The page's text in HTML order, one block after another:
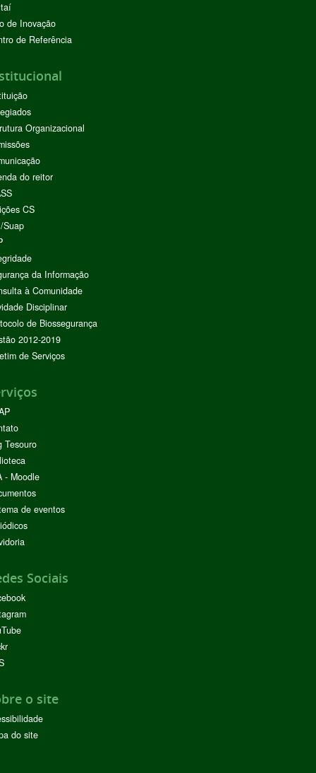
de Inovação
de Referência
Organizacional
do reitor
CS
Suap
da Informação
à Comunidade
Disciplinar
de Biossegurança
2012-2019
de Serviços
Tesouro
- Moodle
de eventos
Sociais
o site
do site